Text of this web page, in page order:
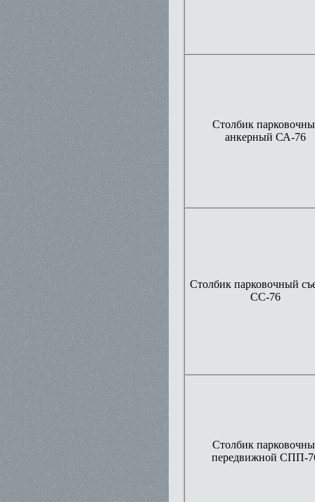
Столбик
анкерный СА-76
Столбик парковочный
СС-76
Столбик
передвижной СПП-